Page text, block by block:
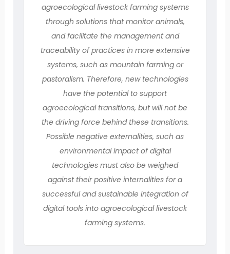
agroecological livestock farming systems
through solutions that monitor animals,
and facilitate the management and
traceability of practices in more extensive
systems, such as mountain farming or
pastoralism. Therefore, new technologies
have the potential to support
agroecological transitions, but will not be
the driving force behind these transitions.
Possible negative externalities, such as
environmental impact of digital
technologies must also be weighed
against their positive internalities for a
successful and sustainable integration of
digital tools into agroecological livestock
farming systems.